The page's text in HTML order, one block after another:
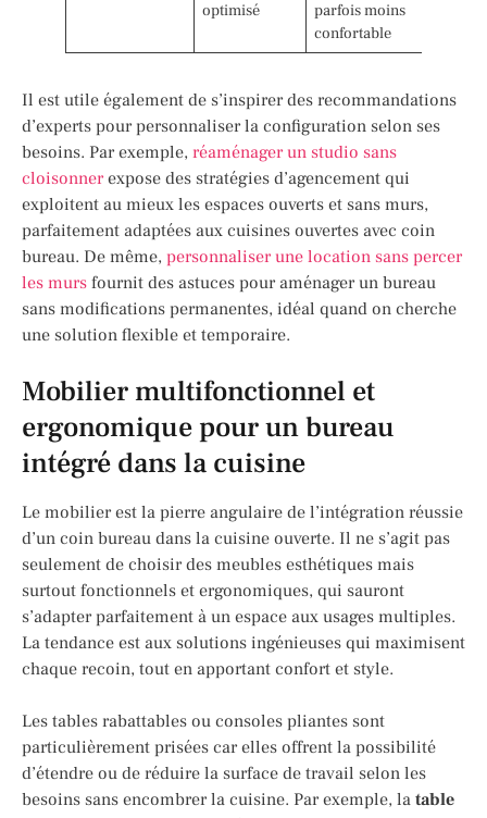
optimisé
parfois moins
confortable
Il est utile également de s’inspirer des recommandations
d’experts pour personnaliser la configuration selon ses
besoins. Par exemple, réaménager un studio sans
cloisonnerexpose des stratégies d’agencement qui
exploitent au mieux les espaces ouverts et sans murs,
parfaitement adaptées aux cuisines ouvertes avec coin
bureau. De même, personnaliser une location sans percer
les murs fournit des astuces pour aménager un bureau
sans modifications permanentes, idéal quand on cherche
une solution flexible et temporaire.
Mobilier multifonctionnel et
ergonomique pour un bureau
intégré dans la cuisine
Le mobilier est la pierre angulaire de l’intégration réussie
d’un coin bureau dans la cuisine ouverte. Il ne s’agit pas
seulement de choisir des meubles esthétiques mais
surtout fonctionnels et ergonomiques, qui sauront
s’adapter parfaitement à un espace aux usages multiples.
La tendance est aux solutions ingénieuses qui maximisent
chaque recoin, tout en apportant confort et style.
Les tables rabattables ou consoles pliantes sont
particulièrement prisées car elles offrent la possibilité
d’étendre ou de réduire la surface de travail selon les
besoins sans encombrer la cuisine. Par exemple, la table